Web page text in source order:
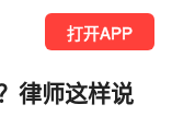
打开APP
律师这样说